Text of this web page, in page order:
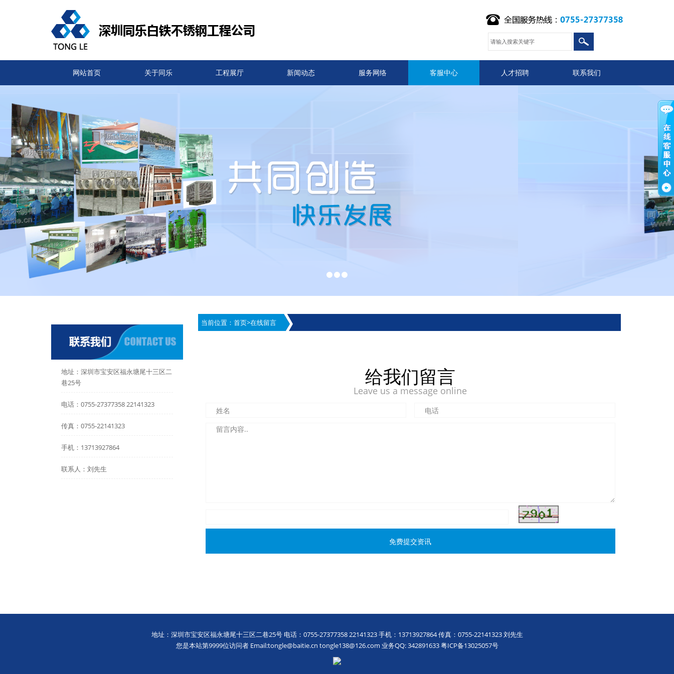
网站首页 关于同乐 工程展厅 新闻动态 服务网络 客服中心 人才招聘 联系我们
地址：深圳市宝安区福永塘尾十三区二
巷25号
电话：0755-27377358 22141323
传真：0755-22141323
手机：13713927864
联系人：刘先生
当前位置： 首页>在线留言
给我们留言
Leave us a message online
地址：深圳市宝安区福永塘尾十三区二巷25号 电话：0755-27377358 22141323 手机：13713927864 传真：0755-22141323 刘先生
您是本站第9999位访问者 Email:tongle@baitie.cn tongle138@126.com 业务QQ: 342891633 粤ICP备13025057号